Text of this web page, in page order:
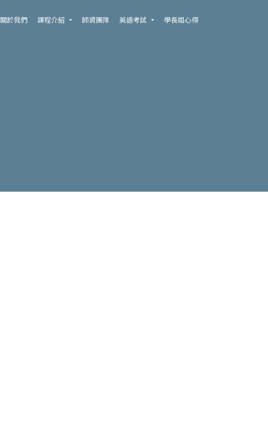
關於我們 課程介紹 師資團隊 英語考試 學長姐心得